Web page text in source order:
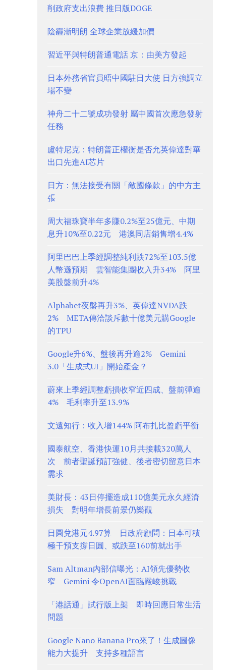
削政府支出浪費 推日版DOGE
陰霾漸明朗 全球企業放緩加價
習近平與特朗普通電話 京：由美方發起
日本外務省官員晤中國駐日大使 日方強調立
場不變
神舟二十二號成功發射 屬中國首次應急發射
任務
盧特尼克：特朗普正權衡是否允英偉達對華
出口先進AI芯片
日方：無法接受有關「敵國條款」的中方主
張
周大福珠寶半年多賺0.2%至25億元、中期
息升10%至0.22元 港澳同店銷售增4.4%
阿里巴巴上季經調整純利跌72%至103.5億
人幣遜預期 雲智能集團收入升34% 阿里
美股盤前升4%
Alphabet夜盤再升3%、英偉達NVDA跌
2% META傳洽談斥數十億美元購Google
的TPU
Google升6%、盤後再升逾2% Gemini
3.0「生成式UI」開始產金？
蔚來上季經調整虧損收窄近四成、盤前彈逾
4% 毛利率升至13.9%
文遠知行：收入增144% 阿布扎比盈虧平衡
國泰航空、香港快運10月共接載320萬人
次 前者聖誕預訂強健、後者密切留意日本
需求
美財長：43日停擺造成110億美元永久經濟
損失 對明年增長前景仍樂觀
日圓兌港元4.97算 日政府顧問：日本可積
極干預支撐日圓、或跌至160前就出手
Sam Altman內部信曝光：AI領先優勢收
窄 Gemini 令OpenAI面臨嚴峻挑戰
「港話通」試行版上架 即時回應日常生活
問題
Google Nano Banana Pro來了！生成圖像
能力大提升 支持多種語言